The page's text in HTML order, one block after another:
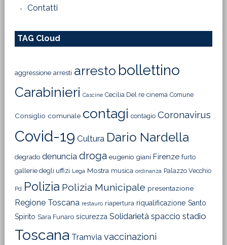
Contatti
TAG Cloud
aggressione arresti arresto bollettino
Carabinieri Cascine Cecilia Del re cinema Comune
Consiglio comunale contagi contagio Coronavirus
Covid-19 Cultura Dario Nardella
degrado denuncia droga eugenio giani Firenze furto
gallerie degli uffizi Lega Mostra musica ordinanza Palazzo Vecchio
Pd Polizia Polizia Municipale presentazione
Regione Toscana restauro riapertura riqualificazione Santo
Spirito Sara Funaro sicurezza Solidarietà spaccio stadio
Toscana Tramvia vaccinazioni